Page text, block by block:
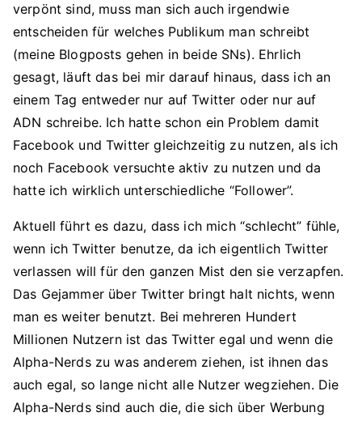
verpönt sind, muss man sich auch irgendwie
entscheiden für welches Publikum man schreibt
(meine Blogposts gehen in beide SNs). Ehrlich
gesagt, läuft das bei mir darauf hinaus, dass ich an
einem Tag entweder nur auf Twitter oder nur auf
ADN schreibe. Ich hatte schon ein Problem damit
Facebook und Twitter gleichzeitig zu nutzen, als ich
noch Facebook versuchte aktiv zu nutzen und da
hatte ich wirklich unterschiedliche “Follower”.
Aktuell führt es dazu, dass ich mich “schlecht” fühle,
wenn ich Twitter benutze, da ich eigentlich Twitter
verlassen will für den ganzen Mist den sie verzapfen.
Das Gejammer über Twitter bringt halt nichts, wenn
man es weiter benutzt. Bei mehreren Hundert
Millionen Nutzern ist das Twitter egal und wenn die
Alpha-Nerds zu was anderem ziehen, ist ihnen das
auch egal, so lange nicht alle Nutzer wegziehen. Die
Alpha-Nerds sind auch die, die sich über Werbung